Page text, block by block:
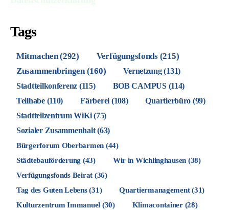
Tags
Mitmachen(292) Verfügungsfonds(215)
Zusammenbringen(160) Vernetzung(131)
Stadtteilkonferenz (115) BOB CAMPUS(114)
Teilhabe(110) Färberei(108) Quartierbüro (99)
Stadtteilzentrum WiKi(75)
Sozialer Zusammenhalt(63)
Bürgerforum Oberbarmen (44)
Städtebauförderung (43) Wir in Wichlinghausen (38)
Verfügungsfonds Beirat (36)
Tag des Guten Lebens(31) Quartiermanagement(31)
Kulturzentrum Immanuel (30) Klimacontainer(28)